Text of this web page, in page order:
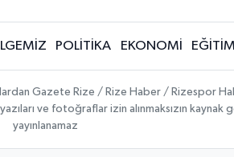
POLİTİKA EKONOMİ EĞİTİM
Gazete Rize / Rize Haber / Rizespor
ve fotoğraflar izin alınmaksızın
yayınlanamaz